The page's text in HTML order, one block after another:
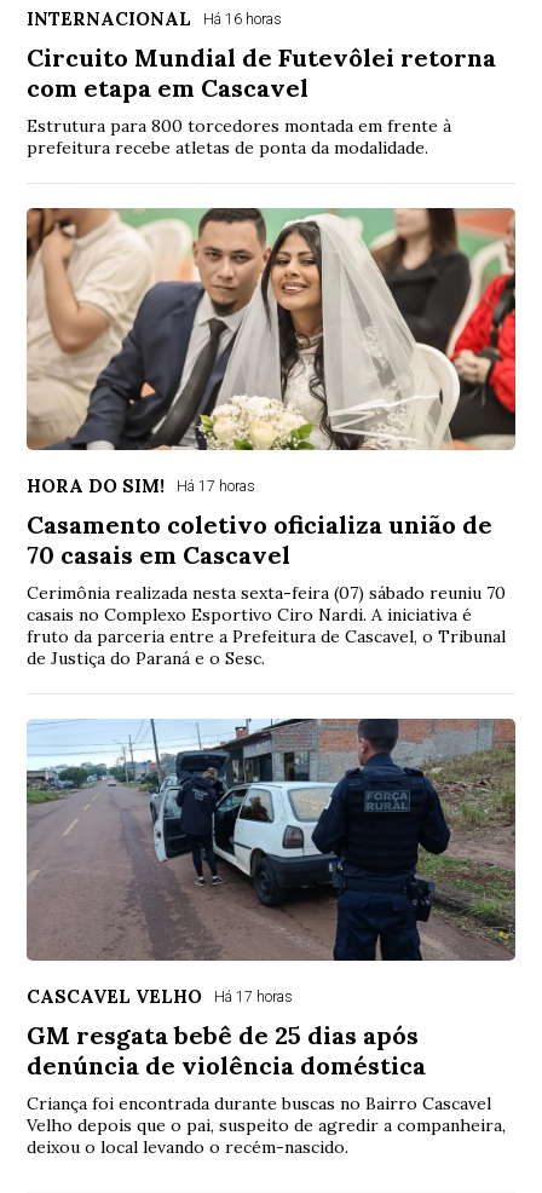
INTERNACIONAL Há 16 horas
Circuito Mundial de Futevôlei retorna
com etapa em Cascavel
Estrutura para 800 torcedores montada em frente à
prefeitura recebe atletas de ponta da modalidade.
HORA DO SIM! Há 17 horas
Casamento coletivo oficializa união de
70 casais em Cascavel
Cerimônia realizada nesta sexta-feira (07) sábado reuniu 70
casais no Complexo Esportivo Ciro Nardi. A iniciativa é
fruto da parceria entre a Prefeitura de Cascavel, o Tribunal
de Justiça do Paraná e o Sesc.
CASCAVEL VELHO Há 17 horas
GM resgata bebê de 25 dias após
denúncia de violência doméstica
Criança foi encontrada durante buscas no Bairro Cascavel
Velho depois que o pai, suspeito de agredir a companheira,
deixou o local levando o recém-nascido.